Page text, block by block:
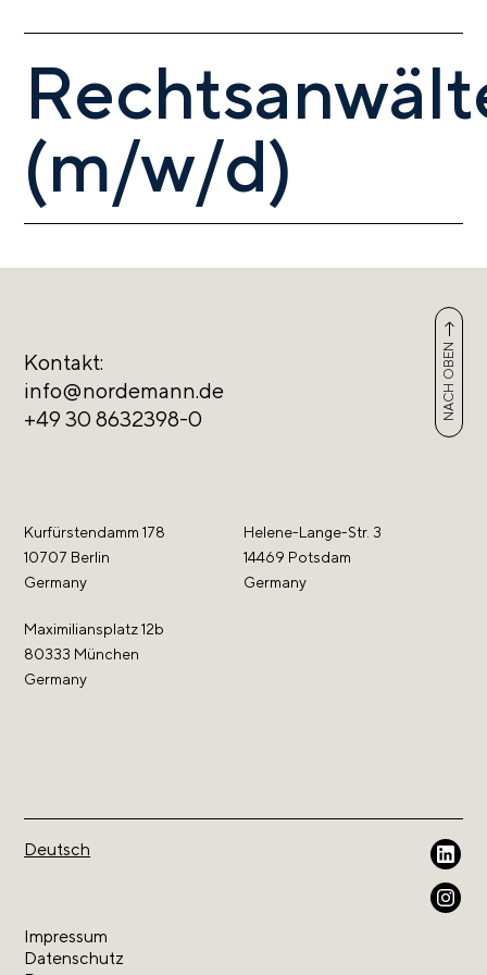
(m/w/d)
Kontakt:
info@nordemann.de
+49 30 8632398-0
Kurfürstendamm 178
10707 Berlin
Germany
Helene-Lange-Str. 3
14469 Potsdam
Germany
Maximiliansplatz 12b
80333 München
Germany
NACH OBEN
Deutsch
Impressum
Datenschutz